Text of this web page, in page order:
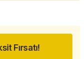
Fırsatı!